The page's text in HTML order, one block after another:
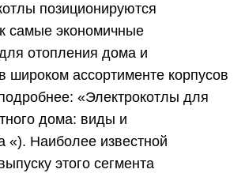
позиционируются
самые экономичные
отопления дома и
широком ассортименте корпусов
«Электрокотлы для
дома: виды и
«). Наиболее известной
этого сегмента